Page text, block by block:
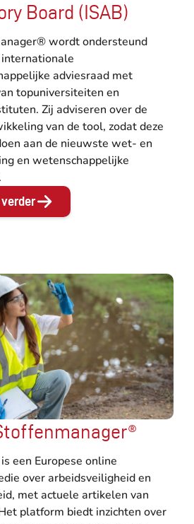
Board (ISAB)
wordt ondersteund
adviesraad met
topuniversiteiten en
Zij adviseren over de
van de tool, zodat deze
aan de nieuwste wet- en
en wetenschappelijke
verder
een Europese online
over arbeidsveiligheid en
met actuele artikelen van
platform biedt inzichten over